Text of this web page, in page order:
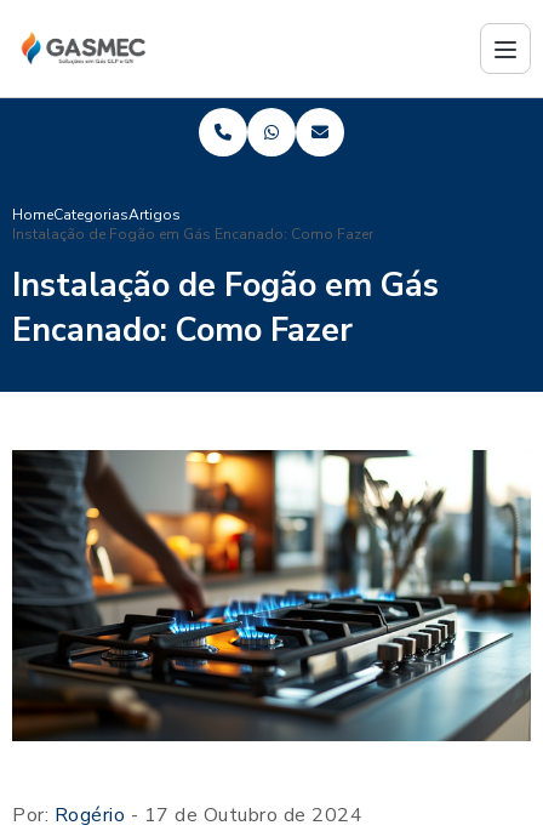
HomeCategoriasArtigos
Instalação de Fogão em Gás Encanado: Como Fazer
Instalação de Fogão em Gás
Encanado: Como Fazer
Por: Rogério - 17 de Outubro de 2024